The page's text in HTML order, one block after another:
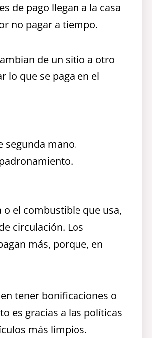
de pago llegan a la casa
no pagar a tiempo.
de un sitio a otro
lo que se paga en el
segunda mano.
o el combustible que usa,
circulación. Los
más, porque, en
tener bonificaciones o
es gracias a las políticas
más limpios.